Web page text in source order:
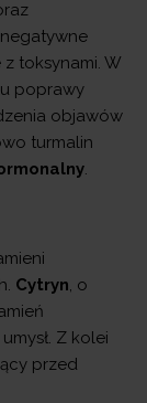
toksynami. W
poprawy
objawów
turmalin
Cytryn, o
Z kolei
przed